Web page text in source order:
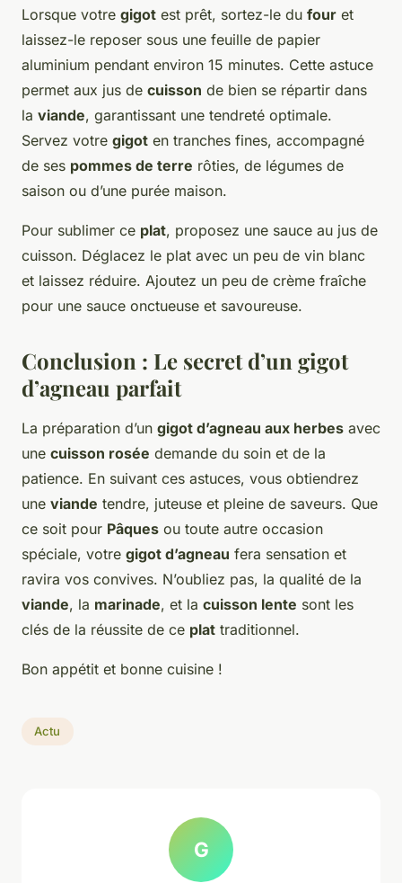
Lorsque votre gigot est prêt, sortez-le du four et
laissez-le reposer sous une feuille de papier
aluminium pendant environ 15 minutes. Cette astuce
permet aux jus de cuisson de bien se répartir dans
la viande, garantissant une tendreté optimale.
Servez votre gigot en tranches fines, accompagné
de ses pommes de terre rôties, de légumes de
saison ou d’une purée maison.
Pour sublimer ce plat, proposez une sauce au jus de
cuisson. Déglacez le plat avec un peu de vin blanc
et laissez réduire. Ajoutez un peu de crème fraîche
pour une sauce onctueuse et savoureuse.
Conclusion : Le secret d’un gigot
d’agneau parfait
La préparation d’un gigot d’agneau aux herbes avec
une cuisson rosée demande du soin et de la
patience. En suivant ces astuces, vous obtiendrez
une viande tendre, juteuse et pleine de saveurs. Que
ce soit pour Pâques ou toute autre occasion
spéciale, votre gigot d’agneau fera sensation et
ravira vos convives. N’oubliez pas, la qualité de la
viande, la marinade, et la cuisson lente sont les
clés de la réussite de ce plat traditionnel.
Bon appétit et bonne cuisine !
Actu
G